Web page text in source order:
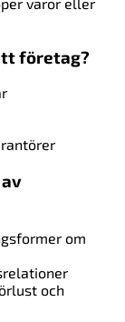
företag?
om
och